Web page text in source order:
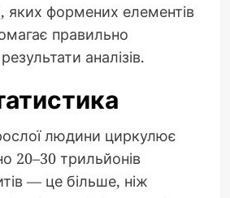
яких формених елементів
правильно
аналізів.
людини циркулює
20–30 трильйонів
— це більше, ніж